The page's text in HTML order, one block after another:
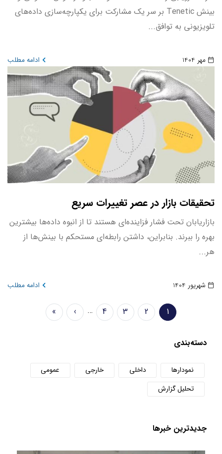
بینش Tenetic بر سر یک مشارکت برای یکپارچه‌سازی داده‌های
تلویزیونی به توافق...
مهر 1404 ادامه مطلب
تحقیقات بازار در عصر تغییرات سریع
بازاریابان تحت فشار فزاینده‌ای هستند تا از انبوه داده‌ها بیشترین
بهره را ببرند. بنابراین، داشتن رابطه‌ای مستحکم با بینش‌ها از
هر...
شهریور 1404 ادامه مطلب
Paginationصفحه1
Page2
Page3
Page4
…
Next›
Last»
دسته‌بندی
نمودارها داخلی خارجی
عمومی
تحلیل گزارش
جدید‌ترین خبر‌ها